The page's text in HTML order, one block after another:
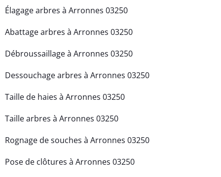
Élagage arbres à Arronnes 03250
Abattage arbres à Arronnes 03250
Débroussaillage à Arronnes 03250
Dessouchage arbres à Arronnes 03250
Taille de haies à Arronnes 03250
Taille arbres à Arronnes 03250
Rognage de souches à Arronnes 03250
Pose de clôtures à Arronnes 03250